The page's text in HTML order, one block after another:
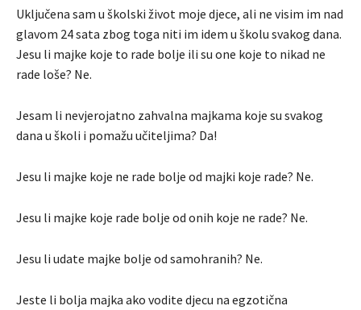
Uključena sam u školski život moje djece, ali ne visim im nad
glavom 24 sata zbog toga niti im idem u školu svakog dana.
Jesu li majke koje to rade bolje ili su one koje to nikad ne
rade loše? Ne.
Jesam li nevjerojatno zahvalna majkama koje su svakog
dana u školi i pomažu učiteljima? Da!
Jesu li majke koje ne rade bolje od majki koje rade? Ne.
Jesu li majke koje rade bolje od onih koje ne rade? Ne.
Jesu li udate majke bolje od samohranih? Ne.
Jeste li bolja majka ako vodite djecu na egzotična